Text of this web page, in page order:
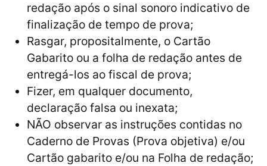
redação após o sinal sonoro indicativo de
finalização de tempo de prova;
Rasgar, propositalmente, o Cartão
Gabarito ou a folha de redação antes de
entregá-los ao fiscal de prova;
Fizer, em qualquer documento,
declaração falsa ou inexata;
NÃO observar as instruções contidas no
Caderno de Provas (Prova objetiva) e/ou
Cartão gabarito e/ou na Folha de redação;